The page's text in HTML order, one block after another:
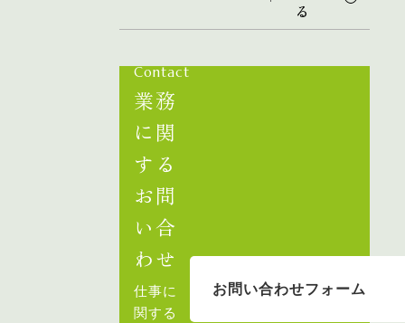
る
Contact
業務
に関
する
お問
い合
わせ
仕事に
関する
お問い合わせフォーム